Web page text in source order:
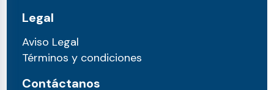
Legal
Aviso Legal
Términos y condiciones
Contáctanos